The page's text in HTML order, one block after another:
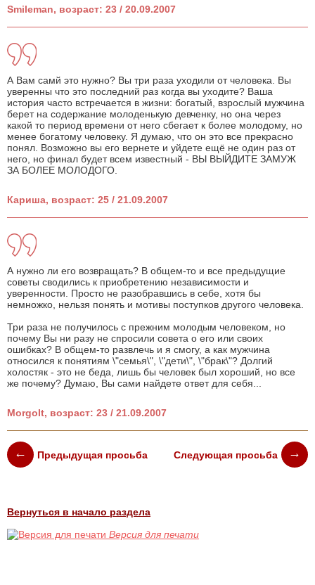
Smileman, возраст: 23 / 20.09.2007
А Вам самй это нужно? Вы три раза уходили от человека. Вы
уверенны что это последний раз когда вы уходите? Ваша
история часто встречается в жизни: богатый, взрослый мужчина
берет на содержание молоденькую девченку, но она через
какой то период времени от него сбегает к более молодому, но
менее богатому человеку. Я думаю, что он это все прекрасно
понял. Возможно вы его вернете и уйдете ещё не один раз от
него, но финал будет всем известный - ВЫ ВЫЙДИТЕ ЗАМУЖ
ЗА БОЛЕЕ МОЛОДОГО.
Кариша, возраст: 25 / 21.09.2007
А нужно ли его возвращать? В общем-то и все предыдущие
советы сводились к приобретению независимости и
уверенности. Просто не разобравшись в себе, хотя бы
немножко, нельзя понять и мотивы поступков другого человека.
Три раза не получилось с прежним молодым человеком, но
почему Вы ни разу не спросили совета о его или своих
ошибках? В общем-то развлечь и я смогу, а как мужчина
относился к понятиям \"семья\", \"дети\", \"брак\"? Долгий
холостяк - это не беда, лишь бы человек был хороший, но все
же почему? Думаю, Вы сами найдете ответ для себя...
Morgolt, возраст: 23 / 21.09.2007
Предыдущая просьба Следующая просьба
Вернуться в начало раздела
Версия для печати